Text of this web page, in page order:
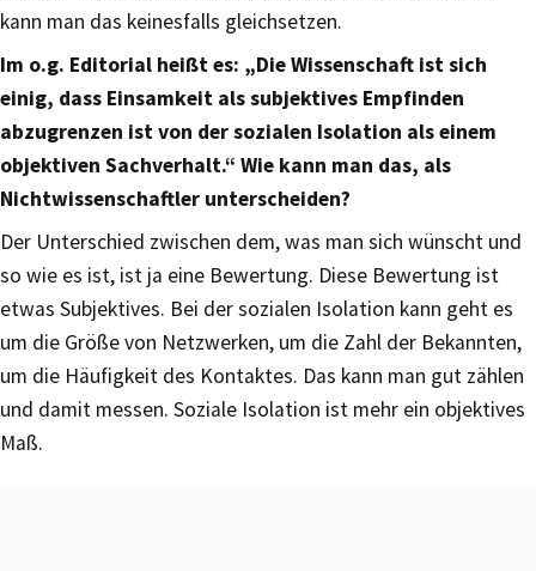
kann man das keinesfalls gleichsetzen.
Im o.g. Editorial heißt es: „Die Wissenschaft ist sich
einig, dass Einsamkeit als subjektives Empfinden
abzugrenzen ist von der sozialen Isolation als einem
objektiven Sachverhalt.“ Wie kann man das, als
Nichtwissenschaftler unterscheiden?
Der Unterschied zwischen dem, was man sich wünscht und
so wie es ist, ist ja eine Bewertung. Diese Bewertung ist
etwas Subjektives. Bei der sozialen Isolation kann geht es
um die Größe von Netzwerken, um die Zahl der Bekannten,
um die Häufigkeit des Kontaktes. Das kann man gut zählen
und damit messen. Soziale Isolation ist mehr ein objektives
Maß.